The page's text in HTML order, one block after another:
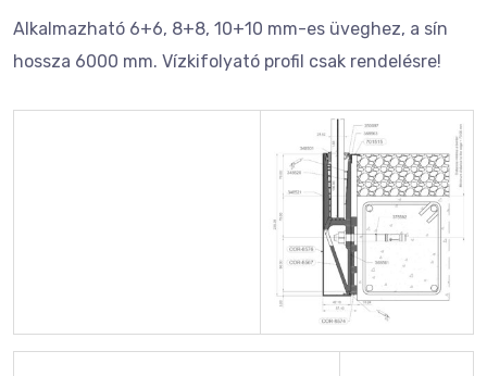
Alkalmazható 6+6, 8+8, 10+10 mm-es üveghez, a sín
hossza 6000 mm. Vízkifolyató profil csak rendelésre!